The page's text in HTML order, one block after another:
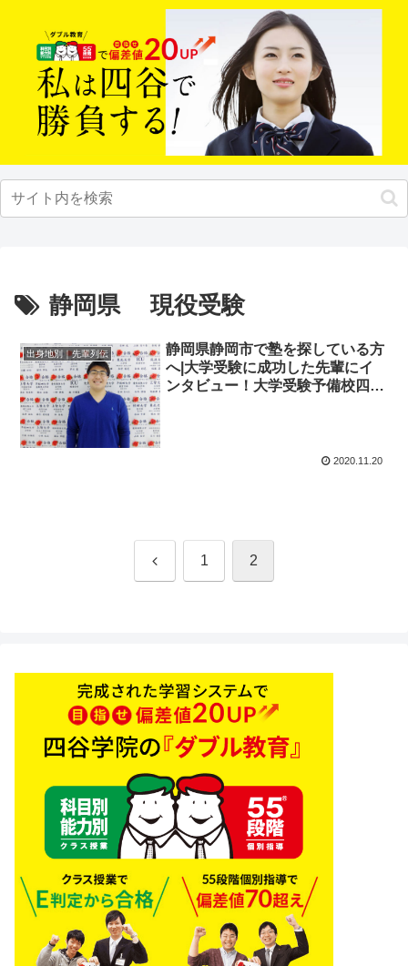
静岡県 現役受験
出身地別｜先輩列伝
静岡県静岡市で塾を探している方
へ|大学受験に成功した先輩にイ
ンタビュー！大学受験予備校四谷
2020.11.20
前 1 2